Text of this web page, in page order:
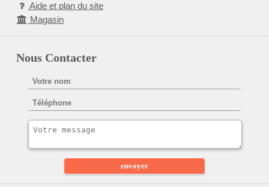
Aide et plan du site
Magasin
Nous Contacter